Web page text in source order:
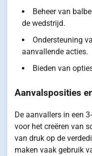
Beheer van
de wedstrijd.
Ondersteuning
aanvallende acties.
Bieden van
Aanvalsposities
De aanvallers in een
voor het creëren van
van druk op de
maken vaak gebruik